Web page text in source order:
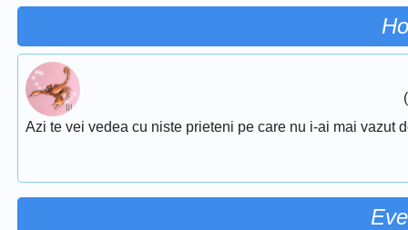
Azi te vei vedea cu niste prieteni pe care nu i-ai mai vazut